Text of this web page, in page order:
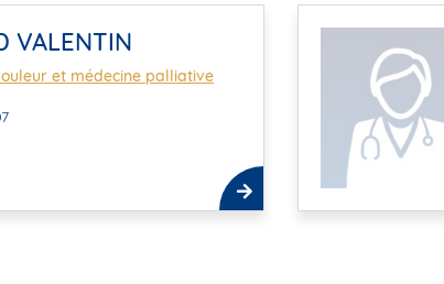
VALENTIN
et médecine palliative